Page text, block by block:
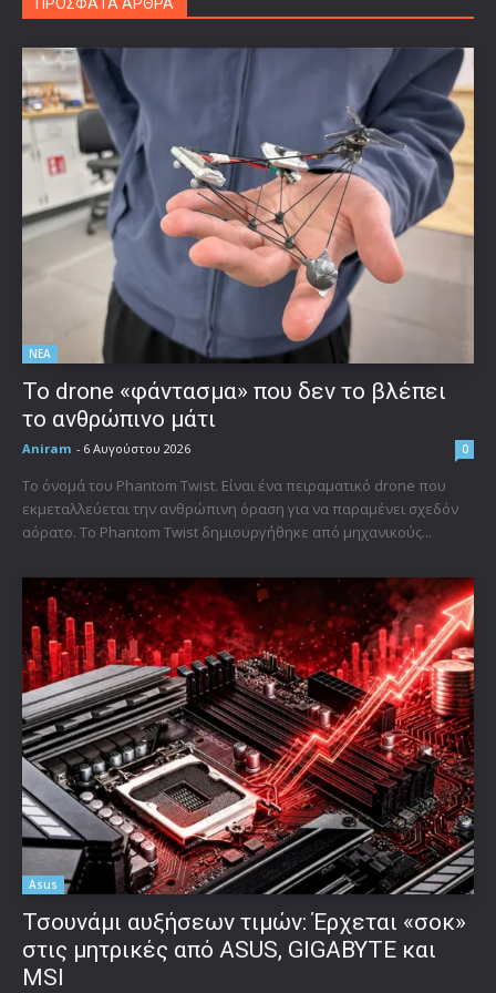
ΝΕΑ
Το drone «φάντασμα» που δεν το βλέπει
το ανθρώπινο μάτι
Aniram - 6 Αυγούστου 2026 0
Το όνομά του Phantom Twist. Είναι ένα πειραματικό drone που
εκμεταλλεύεται την ανθρώπινη όραση για να παραμένει σχεδόν
αόρατο. Το Phantom Twist δημιουργήθηκε από μηχανικούς...
Asus
Τσουνάμι αυξήσεων τιμών: Έρχεται «σοκ»
στις μητρικές από ASUS, GIGABYTE και
MSI